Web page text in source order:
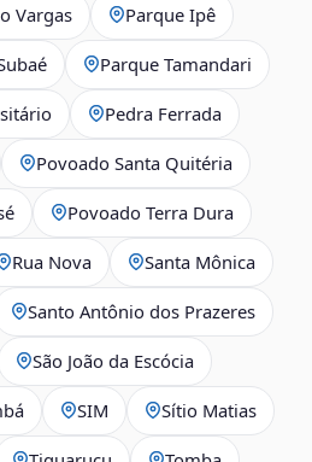
Vargas Parque Ipê
Parque Tamandari
Pedra Ferrada
Povoado Santa Quitéria
Povoado Terra Dura
Rua Nova Santa Mônica
Santo Antônio dos Prazeres
São João da Escócia
SIM Sítio Matias